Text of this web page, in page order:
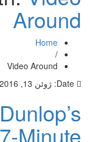
Around
Home
/
Video Around
Date: ژوئن 13, 2016
Minute